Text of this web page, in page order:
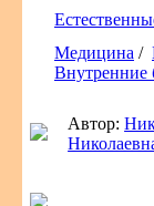
Медицина /
Внутренние
Автор: